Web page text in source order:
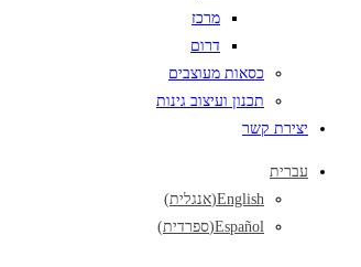
מרכז
דרום
כסאות מעוצבים
תכנון ועיצוב גינות
יצירת קשר
עברית
English
(אנגלית)
Español
(ספרדית)